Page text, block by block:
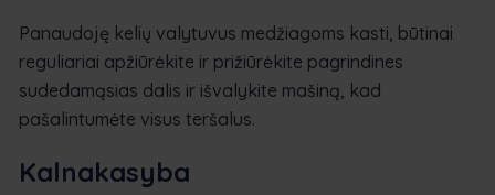
Panaudoję kelių valytuvus medžiagoms kasti, būtinai
reguliariai apžiūrėkite ir prižiūrėkite pagrindines
sudedamąsias dalis ir išvalykite mašiną, kad
pašalintumėte visus teršalus.
Kalnakasyba